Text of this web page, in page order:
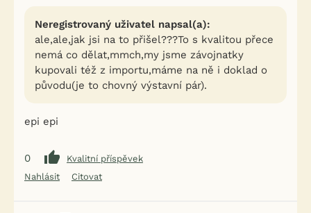
Neregistrovaný uživatel napsal(a):
ale,ale,jak jsi na to přišel???To s kvalitou přece
nemá co dělat,mmch,my jsme závojnatky
kupovali též z importu,máme na ně i doklad o
původu(je to chovný výstavní pár).
epi epi
0
Kvalitní příspěvek
Nahlásit
Citovat